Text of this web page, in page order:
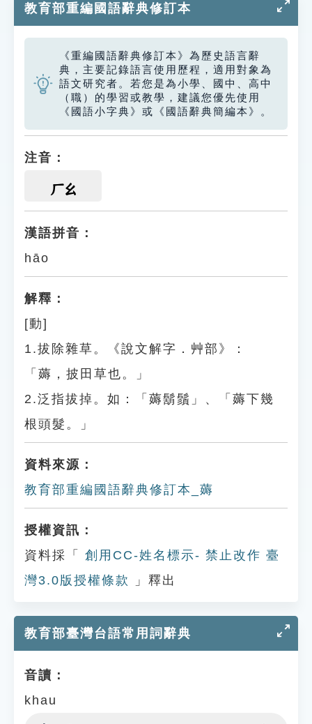
教育部重編國語辭典修訂本
《重編國語辭典修訂本》為歷史語言辭
典，主要記錄語言使用歷程，適用對象為
語文研究者。若您是為小學、國中、高中
（職）的學習或教學，建議您優先使用
《國語小字典》或《國語辭典簡編本》。
注音：
ㄏㄠ
漢語拼音：
hāo
解釋：
[動]
1.拔除雜草。《說文解字．艸部》：
「薅，披田草也。」
2.泛指拔掉。如：「薅鬍鬚」、「薅下幾
根頭髮。」
資料來源：
教育部重編國語辭典修訂本_薅
授權資訊：
資料採「
創用CC-姓名標示- 禁止改作 臺
灣3.0版授權條款
」釋出
教育部臺灣台語常用詞辭典
音讀：
khau